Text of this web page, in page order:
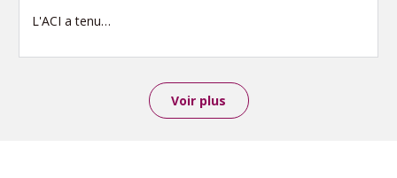
L'ACI a tenu…
Voir plus